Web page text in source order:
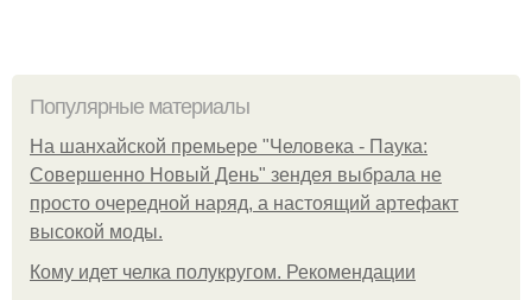
Популярные материалы
На шанхайской премьере "Человека - Паука:
Совершенно Новый День" зендея выбрала не
просто очередной наряд, а настоящий артефакт
высокой моды.
Кому идет челка полукругом. Рекомендации